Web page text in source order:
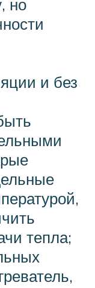
но
и без
тепла;